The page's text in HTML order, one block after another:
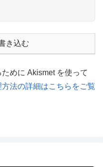
き込む
めに Akismet を使って
法の詳細はこちらをご覧